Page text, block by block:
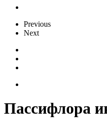
Previous
Next
Пассифлора